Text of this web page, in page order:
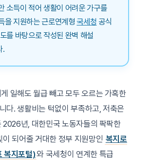
소득이 적어 생활이 어려운 가구를
을 지원하는 근로연계형국세청 공식
를 바탕으로 작성된 완벽 해설
.
일해도 월급 빼고 모두 오르는 가혹한
다. 생활비는 턱없이 부족하고, 저축은
2026년, 대한민국 노동자들의 팍팍한
이 되어줄 거대한 정부 지원망인 복지로
복지포털)와 국세청이 연계한 특급